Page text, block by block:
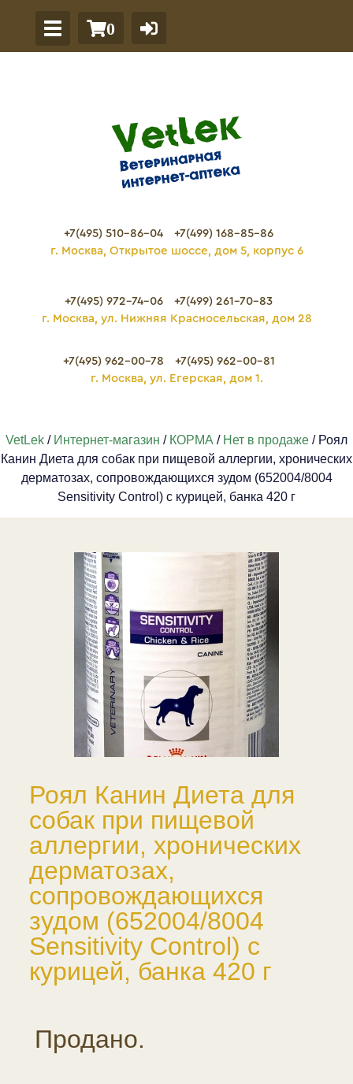
0
+7(495) 510-86-04
+7(499) 168-85-86
г. Москва, Открытое шоссе, дом 5, корпус 6
+7(495) 972-74-06
+7(499) 261-70-83
г. Москва, ул. Нижняя Красносельская, дом 28
+7(495) 962-00-78
+7(495) 962-00-81
г. Москва, ул. Егерская, дом 1.
VetLek / Интернет-магазин / КОРМА / Нет в продаже / Роял
Канин Диета для собак при пищевой аллергии, хронических
дерматозах, сопровождающихся зудом (652004/8004
Sensitivity Control) с курицей, банка 420 г
Роял Канин Диета для
собак при пищевой
аллергии, хронических
дерматозах,
сопровождающихся
зудом (652004/8004
Sensitivity Control) с
курицей, банка 420 г
Продано.